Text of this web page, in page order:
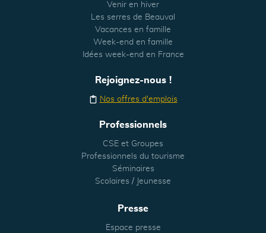
Venir en hiver
Les serres de Beauval
Vacances en famille
Week-end en famille
Idées week-end en France
Rejoignez-nous !
Nos offres d'emplois
Professionnels
CSE et Groupes
Professionnels du tourisme
Séminaires
Scolaires / Jeunesse
Presse
Espace presse